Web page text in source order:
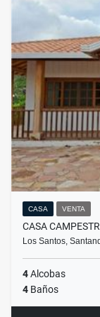
CASA VENTA
CASA
Los Santos,
4Alcobas
4 Baños